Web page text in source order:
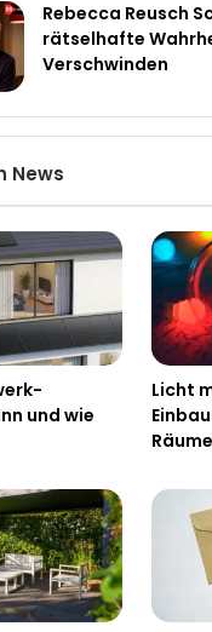
Rebecca Reusch
rätselhafte
Verschwinden
News
und wie
Licht